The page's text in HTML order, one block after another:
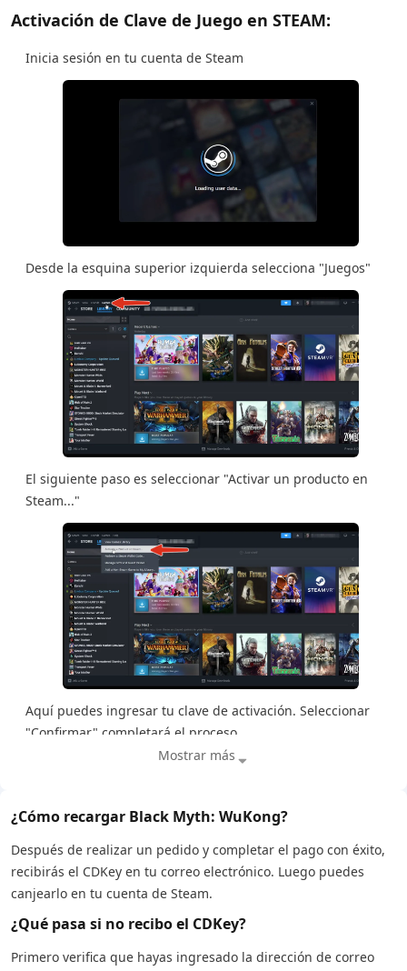
Activación de Clave de Juego en STEAM:
Inicia sesión en tu cuenta de Steam
Desde la esquina superior izquierda selecciona "Juegos"
El siguiente paso es seleccionar "Activar un producto en
Steam..."
Aquí puedes ingresar tu clave de activación. Seleccionar
"Confirmar" completará el proceso
Mostrar más
¿Cómo recargar Black Myth: WuKong?
Después de realizar un pedido y completar el pago con éxito,
recibirás el CDKey en tu correo electrónico. Luego puedes
canjearlo en tu cuenta de Steam.
¿Qué pasa si no recibo el CDKey?
Primero verifica que hayas ingresado la dirección de correo